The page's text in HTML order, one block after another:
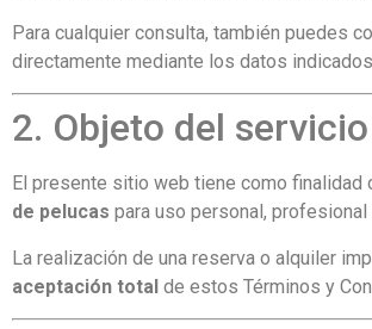
Para cualquier consulta, también puedes
directamente mediante los datos
2. Objeto del servicio
El presente sitio web tiene como finalidad
de pelucas para uso personal,
La realización de una reserva o alquiler
aceptación total de estos Términos y